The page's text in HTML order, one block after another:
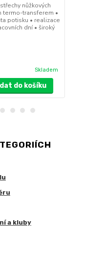
nůžkových
termo-transferem •
potisku • realizace
dní • široký
Skladem
do košíku
a kluby